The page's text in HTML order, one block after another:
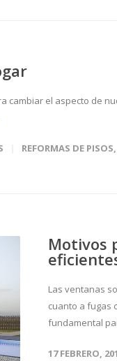
cambiar el aspecto de
REFORMAS DE PISOS,
Motivos
Las ventanas
cuanto a fugas
fundamental
17 FEBRERO,